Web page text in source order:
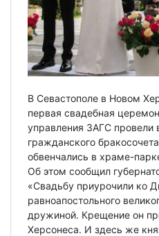
В Севастополе в Новом
первая свадебная
управления ЗАГС
гражданского
обвенчались в храме-
Об этом сообщил
«Свадьбу приурочили ко
равноапостольного
дружиной. Крещение он
Херсонеса. И здесь же